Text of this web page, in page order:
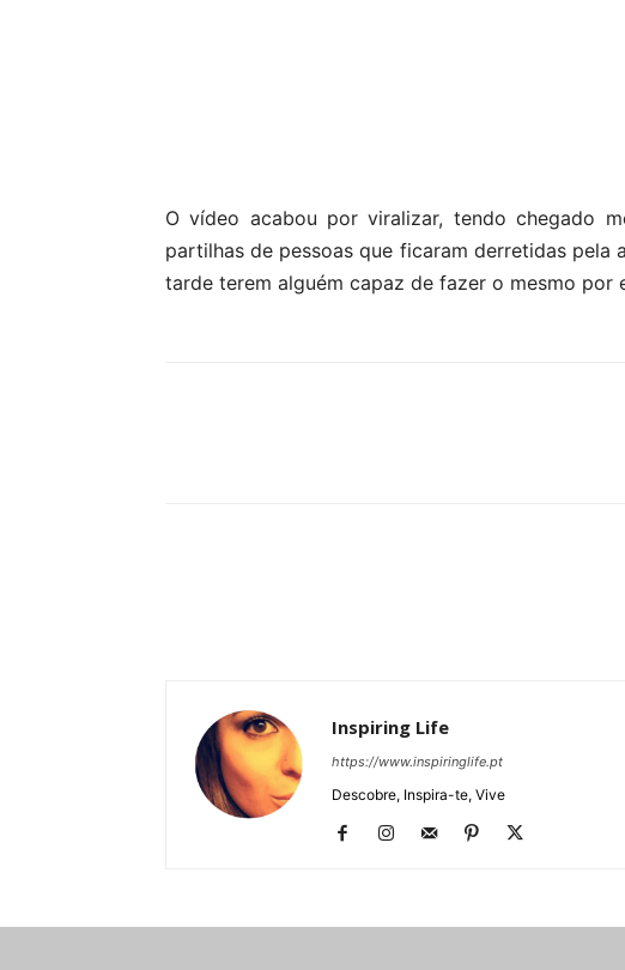
O vídeo acabou por viralizar, tendo chegado
partilhas de pessoas que ficaram derretidas pela
tarde terem alguém capaz de fazer o mesmo por
Inspiring Life
https://www.inspiringlife.pt
Descobre, Inspira-te, Vive